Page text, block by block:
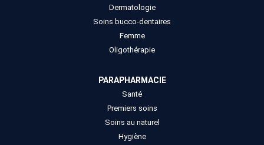
Dermatologie
Soins bucco-dentaires
Femme
Oligothérapie
PARAPHARMACIE
Santé
Premiers soins
Soins au naturel
Hygiène